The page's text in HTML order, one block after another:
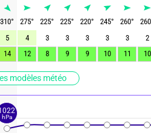
modèles météo
310° 275° 225° 225° 220° 245° 260°
260
5
4 3 3 3 3 3
2
14
12 8 9 9 10 11 10
hPa